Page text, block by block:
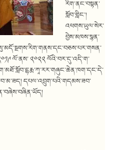
རིག་ནང་བསྟན་
སློབ་གླིང་།
འཕགས་ཡུལ་སེར་
བྱེས་མཁས་སྙན་
ལོ་ནས་ ༢༠༢༢ ལོའི་བར་དུ་འདི་ག་
དཔལ་འབྲུག་པའི་གདམས་ཟབ་